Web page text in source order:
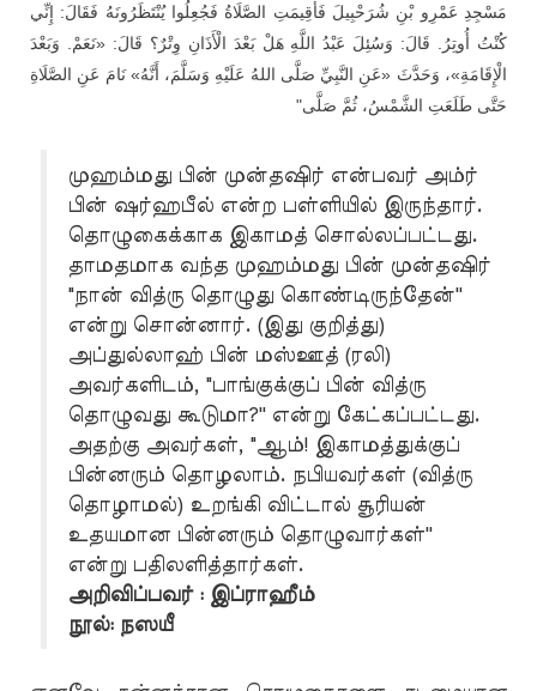
مَسْجِدِ عَمْرِو بْنِ شُرَحْبِيلَ فَأُقِيمَتِ الصَّلَاةُ فَجُعِلُوا يُنْتَظَرُونَهُ فَقَالَ: إِنِّي
كُنْتُ أُوتِرُ. قَالَ: وَسُئِلَ عَبْدُ اللَّهِ هَلْ بَعْدَ الْأَذَانِ وِتْرٌ؟ قَالَ: «نَعَمْ. وَبَعْدَ
الْإِقَامَةِ»، وَحَدَّثَ «عَنِ النَّبِيِّ صَلَّى اللهُ عَلَيْهِ وَسَلَّمَ، أَنَّهُ» نَامَ عَنِ الصَّلَاةِ
حَتَّى طَلَعَتِ الشَّمْسُ، ثُمَّ صَلَّى"
முஹம்மது பின் முன்தஷிர் என்பவர் அம்ர்
பின் ஷர்ஹபீல் என்ற பள்ளியில் இருந்தார்.
தொழுகைக்காக இகாமத் சொல்லப்பட்டது.
தாமதமாக வந்த முஹம்மது பின் முன்தஷிர்
"நான் வித்ரு தொழுது கொண்டிருந்தேன்''
என்று சொன்னார். (இது குறித்து)
அப்துல்லாஹ் பின் மஸ்ஊத் (ரலி)
அவர்களிடம், "பாங்குக்குப் பின் வித்ரு
தொழுவது கூடுமா?'' என்று கேட்கப்பட்டது.
அதற்கு அவர்கள், "ஆம்! இகாமத்துக்குப்
பின்னரும் தொழலாம். நபியவர்கள் (வித்ரு
தொழாமல்) உறங்கி விட்டால் சூரியன்
உதயமான பின்னரும் தொழுவார்கள்''
என்று பதிலளித்தார்கள்.
அறிவிப்பவர் : இப்ராஹீம்
நூல்: நஸயீ